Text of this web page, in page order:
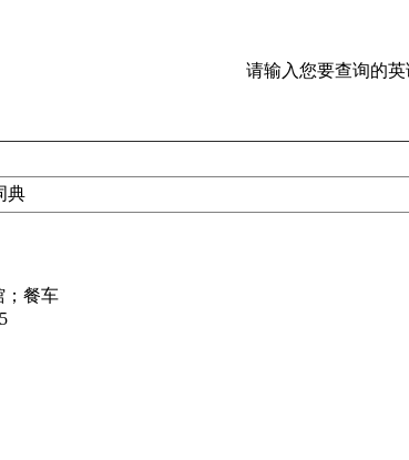
请输入您要查询的英
典
；餐车